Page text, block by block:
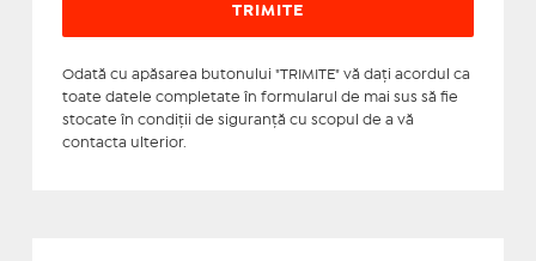
Odată cu apăsarea butonului "TRIMITE" vă daţi acordul ca
toate datele completate în formularul de mai sus să fie
stocate în condiţii de siguranţă cu scopul de a vă
contacta ulterior.